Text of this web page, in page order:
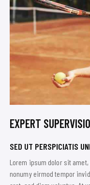
EXPERT
SED UT PERSPICIATIS
Lorem ipsum dolor sit
nonumy eirmod tempor